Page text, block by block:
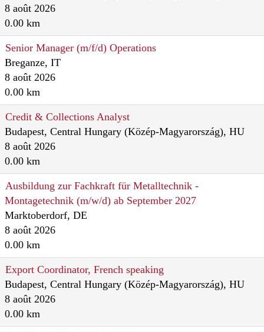
8 août 2026
0.00 km
Senior Manager (m/f/d) Operations
Breganze, IT
8 août 2026
0.00 km
Credit & Collections Analyst
Budapest, Central Hungary (Közép-Magyarország), HU
8 août 2026
0.00 km
Ausbildung zur Fachkraft für Metalltechnik -
Montagetechnik (m/w/d) ab September 2027
Marktoberdorf, DE
8 août 2026
0.00 km
Export Coordinator, French speaking
Budapest, Central Hungary (Közép-Magyarország), HU
8 août 2026
0.00 km